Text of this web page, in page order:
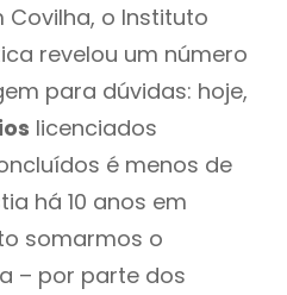
Covilha, o Instituto
revelou um número
para dúvidas: hoje,
licenciados
é menos de
há 10 anos em
somarmos o
– por parte dos